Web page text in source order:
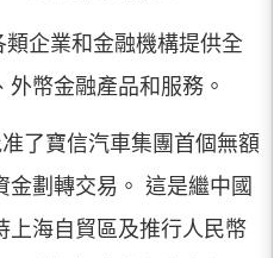
企業和金融機構提供全
幣金融產品和服務。
了寶信汽車集團首個無額
劃轉交易。 這是繼中國
上海自貿區及推行人民幣